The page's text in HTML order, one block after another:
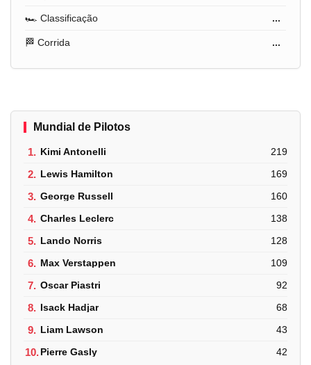
🏎️ Classificação ...
🏁 Corrida ...
Mundial de Pilotos
1. Kimi Antonelli 219
2. Lewis Hamilton 169
3. George Russell 160
4. Charles Leclerc 138
5. Lando Norris 128
6. Max Verstappen 109
7. Oscar Piastri 92
8. Isack Hadjar 68
9. Liam Lawson 43
10.Pierre Gasly 42